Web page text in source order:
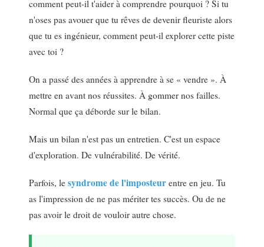
comment peut-il t'aider à comprendre pourquoi ? Si tu
n'oses pas avouer que tu rêves de devenir fleuriste alors
que tu es ingénieur, comment peut-il explorer cette piste
avec toi ?
On a passé des années à apprendre à se « vendre ». À
mettre en avant nos réussites. À gommer nos failles.
Normal que ça déborde sur le bilan.
Mais un bilan n'est pas un entretien. C'est un espace
d'exploration. De vulnérabilité. De vérité.
Parfois, le syndrome de l'imposteurentre en jeu. Tu
as l'impression de ne pas mériter tes succès. Ou de ne
pas avoir le droit de vouloir autre chose.